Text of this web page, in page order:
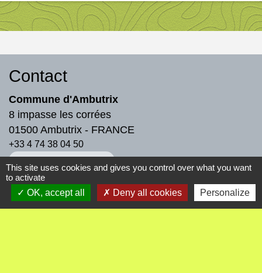
Contact
Commune d'Ambutrix
8 impasse les corrées
01500 Ambutrix - FRANCE
+33 4 74 38 04 50
This site uses cookies and gives you control over what you want
to activate
OK, accept all
Deny all cookies Personalize